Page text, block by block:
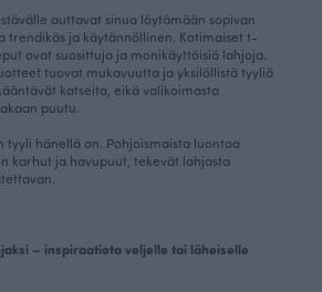
auttavat sinua löytämään sopivan
trendikäs ja käytännöllinen. Kotimaiset t-
ovat suosittuja ja monikäyttöisiä lahjoja.
tuovat mukavuutta ja yksilöllistä tyyliä
katseita, eikä valikoimasta
puutu.
tyyli hänellä on. Pohjoismaista luontoa
karhut ja havupuut, tekevät lahjasta
– inspiraatiota veljelle tai läheiselle